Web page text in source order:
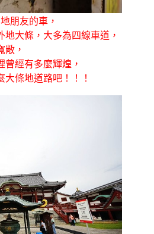
朋友的車，
地大條，大多為四線車道，
敞，
曾經有多麼輝煌，
大條地道路吧！！！